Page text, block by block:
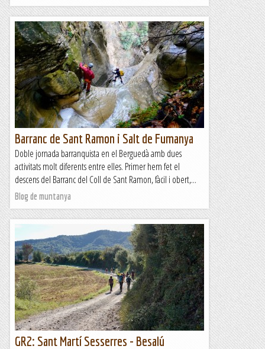
Barranc de Sant Ramon i Salt de Fumanya
Doble jornada barranquista en el Berguedà amb dues
activitats molt diferents entre elles. Primer hem fet el
descens del Barranc del Coll de Sant Ramon, fàcil i obert,...
Blog de muntanya
GR2: Sant Martí Sesserres - Besalú